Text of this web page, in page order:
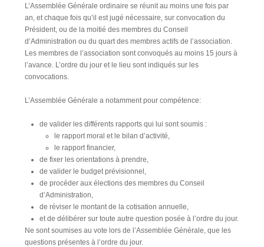
L’Assemblée Générale ordinaire se réunit au moins une fois par
an, et chaque fois qu’il est jugé nécessaire, sur convocation du
Président, ou de la moitié des membres du Conseil
d’Administration ou du quart des membres actifs de l’association.
Les membres de l’association sont convoqués au moins 15 jours à
l’avance. L’ordre du jour et le lieu sont indiqués sur les
convocations.
L’Assemblée Générale a notamment pour compétence:
de valider les différents rapports qui lui sont soumis :
le rapport moral et le bilan d’activité,
le rapport financier,
de fixer les orientations à prendre,
de valider le budget prévisionnel,
de procéder aux élections des membres du Conseil
d’Administration,
de réviser le montant de la cotisation annuelle,
et de délibérer sur toute autre question posée à l’ordre du jour.
Ne sont soumises au vote lors de l’Assemblée Générale, que les
questions présentes à l’ordre du jour.